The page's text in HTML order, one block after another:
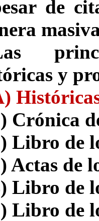
de
y
Crónica
Libro de
Actas de
Libro de
Libro de